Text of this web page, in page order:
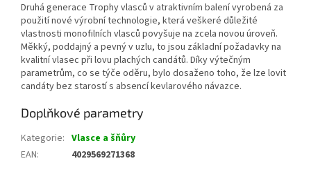
Druhá generace Trophy vlasců v atraktivním balení vyrobená za
použití nové výrobní technologie, která veškeré důležité
vlastnosti monofilních vlasců povyšuje na zcela novou úroveň.
Měkký, poddajný a pevný v uzlu, to jsou základní požadavky na
kvalitní vlasec při lovu plachých candátů. Díky výtečným
parametrům, co se týče oděru, bylo dosaženo toho, že lze lovit
candáty bez starostí s absencí kevlarového návazce.
Doplňkové parametry
Kategorie: Vlasce a šňůry
EAN: 4029569271368